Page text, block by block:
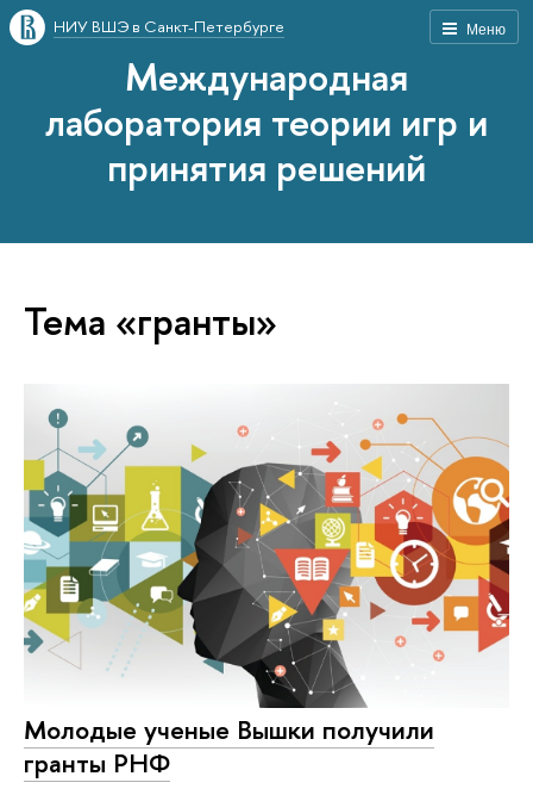
Меню
НИУ ВШЭ в Санкт-Петербурге
Международная
лаборатория теории игр и
принятия решений
Тема «гранты»
Молодые ученые Вышки получили
гранты РНФ